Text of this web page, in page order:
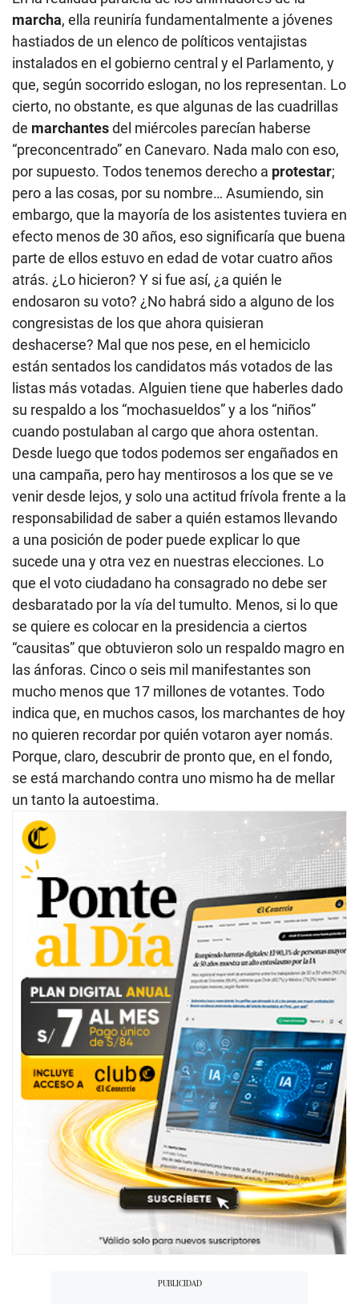
marcha, ella reuniría fundamentalmente a jóvenes
hastiados de un elenco de políticos ventajistas
instalados en el gobierno central y el Parlamento, y
que, según socorrido eslogan, no los representan. Lo
cierto, no obstante, es que algunas de las cuadrillas
de marchantesdel miércoles parecían haberse
“preconcentrado” en Canevaro. Nada malo con eso,
por supuesto. Todos tenemos derecho a protestar;
pero a las cosas, por su nombre… Asumiendo, sin
embargo, que la mayoría de los asistentes tuviera en
efecto menos de 30 años, eso significaría que buena
parte de ellos estuvo en edad de votar cuatro años
atrás. ¿Lo hicieron? Y si fue así, ¿a quién le
endosaron su voto? ¿No habrá sido a alguno de los
congresistas de los que ahora quisieran
deshacerse? Mal que nos pese, en el hemiciclo
están sentados los candidatos más votados de las
listas más votadas. Alguien tiene que haberles dado
su respaldo a los “mochasueldos” y a los “niños”
cuando postulaban al cargo que ahora ostentan.
Desde luego que todos podemos ser engañados en
una campaña, pero hay mentirosos a los que se ve
venir desde lejos, y solo una actitud frívola frente a la
responsabilidad de saber a quién estamos llevando
a una posición de poder puede explicar lo que
sucede una y otra vez en nuestras elecciones. Lo
que el voto ciudadano ha consagrado no debe ser
desbaratado por la vía del tumulto. Menos, si lo que
se quiere es colocar en la presidencia a ciertos
“causitas” que obtuvieron solo un respaldo magro en
las ánforas. Cinco o seis mil manifestantes son
mucho menos que 17 millones de votantes. Todo
indica que, en muchos casos, los marchantes de hoy
no quieren recordar por quién votaron ayer nomás.
Porque, claro, descubrir de pronto que, en el fondo,
se está marchando contra uno mismo ha de mellar
un tanto la autoestima.